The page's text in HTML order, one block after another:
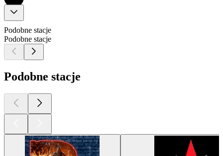
Podobne stacje
Podobne stacje
Podobne stacje